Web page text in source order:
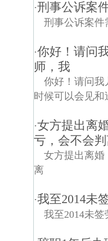
·刑事公诉案
刑事公诉案件
·你好！请问
师，我
你好！请问我
时候可以会见和
·女方提出离
亏，会不会
女方提出离婚
离
·我至2014未
我至2014未